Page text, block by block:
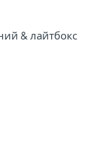
& лайтбокс